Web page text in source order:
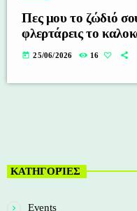
Πες μου το ζώδιό
φλερτάρεις το
today 25/06/2026 16
ΚΑΤΗΓΟΡΊΕΣ
Events